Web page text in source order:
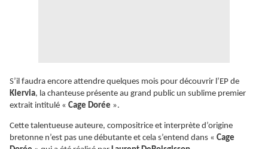
S’il faudra encore attendre quelques mois pour découvrir l’EP de
Klervia, la chanteuse présente au grand public un sublime premier
extrait intitulé « Cage Dorée ».
Cette talentueuse auteure, compositrice et interprète d’origine
bretonne n’est pas une débutante et cela s’entend dans « Cage